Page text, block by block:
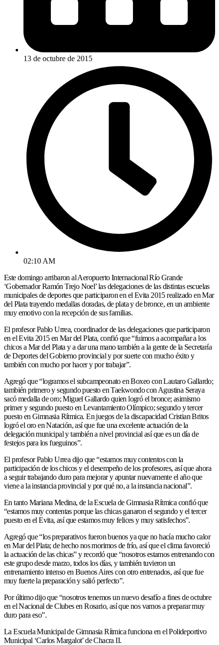
13 de octubre de 2015
02:10 AM
Este domingo arribaron al Aeropuerto Internacional Río Grande
‘Gobernador Ramón Trejo Noel’ las delegaciones de las distintas escuelas
municipales de deportes que participaron en el Evita 2015 realizado en Mar
del Plata trayendo medallas doradas, de plata y de bronce, en un ambiente
muy emotivo con la recepción de sus familias.
El profesor Pablo Urrea, coordinador de las delegaciones que participaron
en el Evita 2015 en Mar del Plata, confió que “fuimos a acompañar a los
chicos a Mar del Plata y a dar una mano también a la gente de la Secretaría
de Deportes del Gobierno provincial y por suerte con mucho éxito y
también con mucho por hacer y por trabajar”.
Agregó que “logramos el subcampeonato en Boxeo con Lautaro Gallardo;
también primero y segundo puesto en Taekwondo con Agustina Seraya
sacó medalla de oro; Miguel Gallardo quien logró el bronce; asimismo
primer y segundo puesto en Levantamiento Olímpico; segundo y tercer
puesto en Gimnasia Rítmica. En juegos de la discapacidad Cristian Britos
logró el oro en Natación, así que fue una excelente actuación de la
delegación municipal y también a nivel provincial así que es un día de
festejos para los fueguinos”.
El profesor Pablo Urrea dijo que “estamos muy contentos con la
participación de los chicos y el desempeño de los profesores, así que ahora
a seguir trabajando duro para mejorar y apuntar nuevamente el año que
viene a la instancia provincial y por qué no, a la instancia nacional”.
En tanto Mariana Medina, de la Escuela de Gimnasia Rítmica confió que
“estamos muy contentas porque las chicas ganaron el segundo y el tercer
puesto en el Evita, así que estamos muy felices y muy satisfechos”.
Agregó que “los preparativos fueron buenos ya que no hacía mucho calor
en Mar del Plata; de hecho nos morimos de frío, así que el clima favoreció
la actuación de las chicas” y recordó que “nosotros estamos entrenando con
este grupo desde marzo, todos los días, y también tuvieron un
entrenamiento intenso en Buenos Aires con otro entrenados, así que fue
muy fuerte la preparación y salió perfecto”.
Por último dijo que “nosotros tenemos un nuevo desafío a fines de octubre
en el Nacional de Clubes en Rosario, así que nos vamos a preparar muy
duro para eso”.
La Escuela Municipal de Gimnasia Rítmica funciona en el Polideportivo
Municipal ‘Carlos Margalot’ de Chacra II.